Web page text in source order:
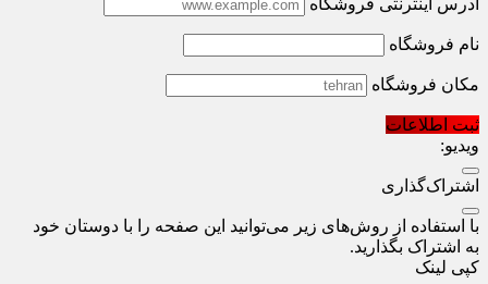
آدرس اینترنتی فروشگاه
نام فروشگاه
مکان فروشگاه
ثبت اطلاعات
ویدیو:
اشتراک‌گذاری
با استفاده از روش‌های زیر می‌توانید این صفحه را با دوستان خود
به اشتراک بگذارید.
کپی لینک